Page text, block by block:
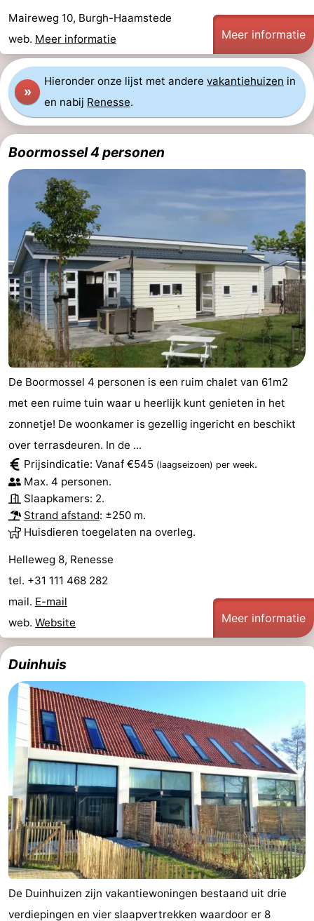
Maireweg 10, Burgh-Haamstede
web. Meer informatie Meer informatie
»
Hieronder onze lijst met andere vakantiehuizen in
en nabij Renesse.
Boormossel 4 personen
De Boormossel 4 personen is een ruim chalet van 61m2
met een ruime tuin waar u heerlijk kunt genieten in het
zonnetje! De woonkamer is gezellig ingericht en beschikt
over terrasdeuren. In de ...
Prijsindicatie: Vanaf €545 (laagseizoen) per week.
Max. 4 personen.
Slaapkamers: 2.
Strand afstand: ±250 m.
Huisdieren toegelaten na overleg.
Helleweg 8, Renesse
tel. +31 111 468 282
mail. E-mail
web. Website Meer informatie
Duinhuis
De Duinhuizen zijn vakantiewoningen bestaand uit drie
verdiepingen en vier slaapvertrekken waardoor er 8